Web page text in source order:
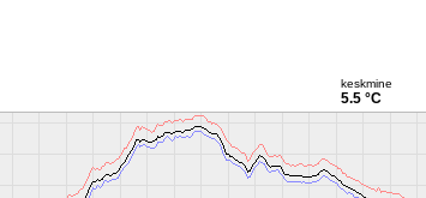
keskmine
5.5 °C